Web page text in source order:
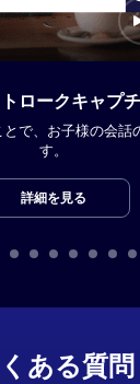
ロークキャプ
で、お子様の会話
す。
詳細を見る
ある質問